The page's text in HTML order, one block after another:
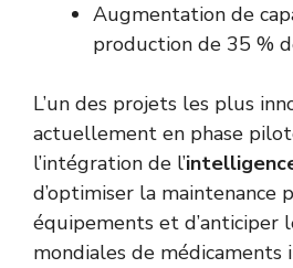
Augmentation de
production de 35 %
L’un des projets les plus
actuellement en phase
l’intégration de l’
d’optimiser la maintenance
équipements et d’anticiper
mondiales de médicaments